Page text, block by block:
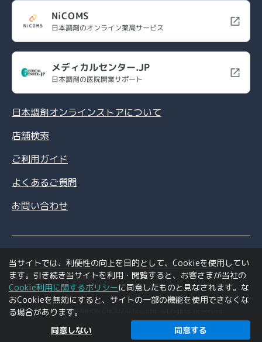
NiCOMS
日本調剤のオンライン薬局サービス
メディカルセンター.JP
日本調剤の医院開業サポート
日本調剤オンラインストアについて
店舗検索
ご利用ガイド
よくあるご質問
お問い合わせ
情報セキュリティポリシー
個人情報の取扱いについて
特定商取引法に基づく表記
利用規約
ご利用環境について
会社情報
Copyright © NIHON CHOUZAI Co., Ltd. All rights reserved.
当サイトでは、利便性の向上を目的として、Cookieを使用してい
ます。引き続き当サイトを利用・閲覧すると、お客さまが当社の
Cookie利用に関するポリシーに同意したものと見なされます。な
おCookieを無効にすると、サイトの一部の機能を使用できなくな
る場合があります。
同意しない
同意する